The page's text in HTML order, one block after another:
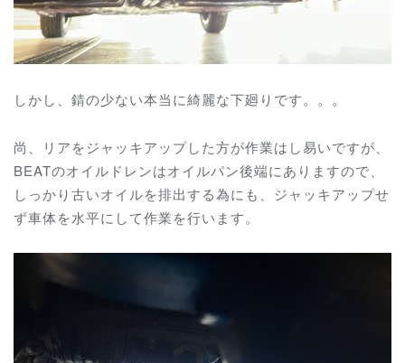
しかし、錆の少ない本当に綺麗な下廻りです。。。
尚、リアをジャッキアップした方が作業はし易いですが、
BEATのオイルドレンはオイルパン後端にありますので、
しっかり古いオイルを排出する為にも、ジャッキアップせ
ず車体を水平にして作業を行います。